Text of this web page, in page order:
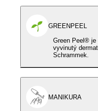
GREENPEEL
Green Peel®️ je
vyvinutý
Schrammek.
MANIKURA